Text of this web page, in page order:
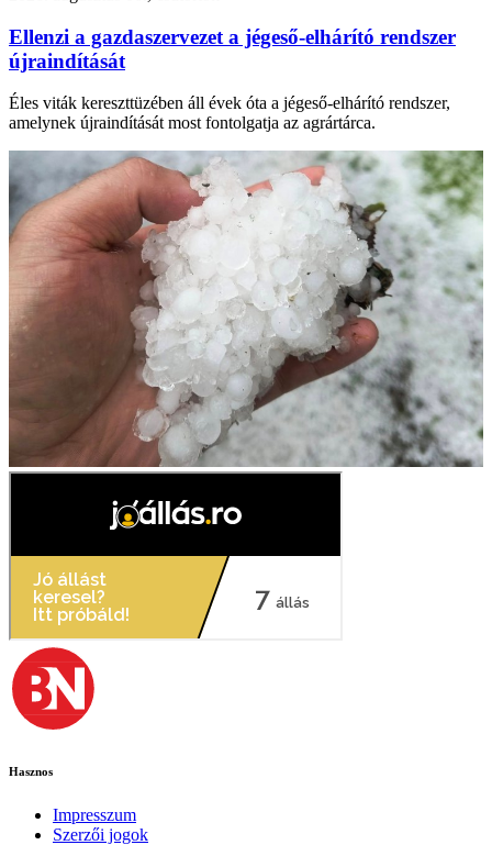
Ellenzi a gazdaszervezet a jégeső-elhárító rendszer
újraindítását
Éles viták kereszttüzében áll évek óta a jégeső-elhárító rendszer,
amelynek újraindítását most fontolgatja az agrártárca.
Hasznos
Impresszum
Szerzői jogok